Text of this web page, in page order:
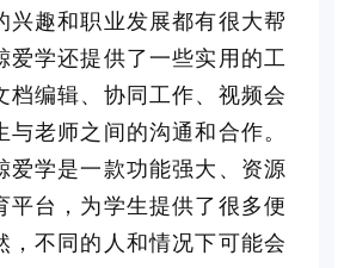
兴趣和职业发展都有很大帮
爱学还提供了一些实用的工
档编辑、协同工作、视频会
老师之间的沟通和合作。
爱学是一款功能强大、资源
平台，为学生提供了很多便
，不同的人和情况下可能会